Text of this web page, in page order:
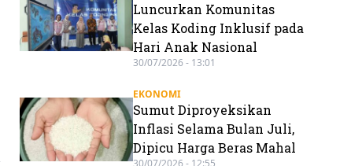
Luncurkan Komunitas
Kelas Koding Inklusif pada
Hari Anak Nasional
30/07/2026 - 13:01
EKONOMI
Sumut Diproyeksikan
Inflasi Selama Bulan Juli,
Dipicu Harga Beras Mahal
30/07/2026 - 12:55